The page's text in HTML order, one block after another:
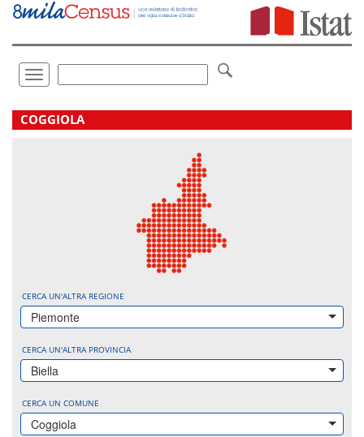
Vai
direttamente
Toggle
navigation
.
COGGIOLA
CERCA UN'ALTRA REGIONE
Piemonte
CERCA UN'ALTRA PROVINCIA
Biella
CERCA UN COMUNE
Coggiola